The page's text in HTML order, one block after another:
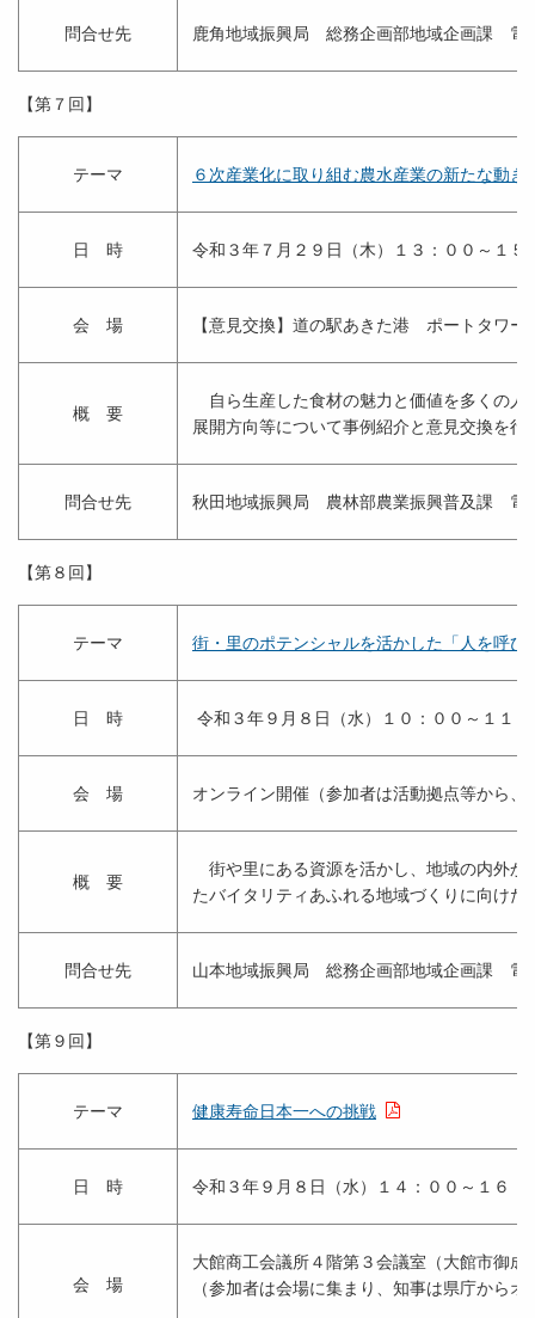
問合せ先 鹿角地域振興局 総務企画部地域企画課 電
【第７回】
テーマ ６次産業化に取り組む農水産業の新たな動き
日 時 令和３年７月２９日（木）１３：００～１５
会 場 【意見交換】道の駅あきた港 ポートタワ
概 要
自ら生産した食材の魅力と価値を多くの人
展開方向等について事例紹介と意見交換を
問合せ先 秋田地域振興局 農林部農業振興普及課 電
【第８回】
テーマ 街・里のポテンシャルを活かした「人を呼
日 時 令和３年９月８日（水）１０：００～１１：
会 場 オンライン開催（参加者は活動拠点等から、
概 要
街や里にある資源を活かし、地域の内外か
たバイタリティあふれる地域づくりに向けた
問合せ先 山本地域振興局 総務企画部地域企画課 電
【第９回】
テーマ 健康寿命日本一への挑戦
日 時 令和３年９月８日（水）１４：００～１６：
会 場
大館商工会議所４階第３会議室（大館市御成
（参加者は会場に集まり、知事は県庁からオ